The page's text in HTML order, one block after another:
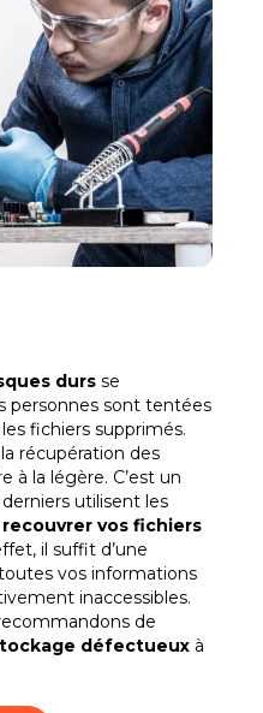
durs se
personnes sont tentées
fichiers supprimés.
récupération des
à la légère. C’est un
utilisent les
recouvrer vos fichiers
il suffit d’une
vos informations
inaccessibles.
de
défectueux à